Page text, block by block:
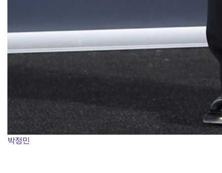
박정민